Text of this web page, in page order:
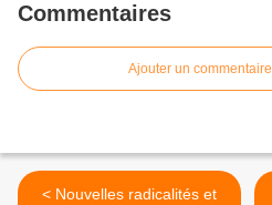
Commentaires
Ajouter un commentaire
< Nouvelles radicalités et